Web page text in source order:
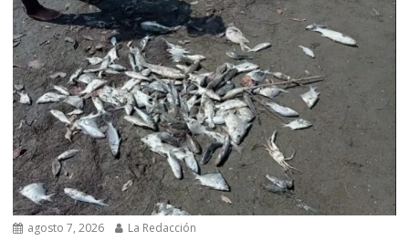
agosto 7, 2026 La Redacción